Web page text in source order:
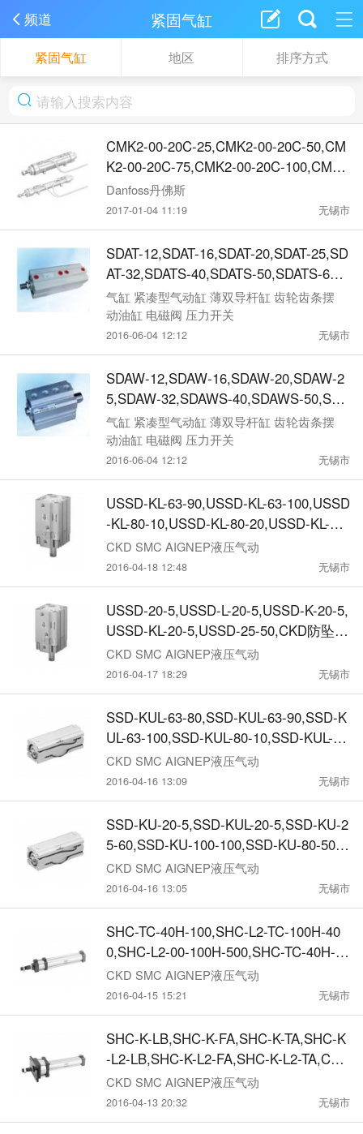
频道 紧固气缸
紧固气缸 地区 排序方式
CMK2-00-20C-25,CMK2-00-20C-50,CM
K2-00-20C-75,CMK2-00-20C-100,CMK2
-00-20C-150,CKD紧固型气缸
Danfoss丹佛斯
2017-01-04 11:19 无锡市
SDAT-12,SDAT-16,SDAT-20,SDAT-25,SD
AT-32,SDATS-40,SDATS-50,SDATS-63,S
DATS-80,Shinya紧凑型气动缸
气缸 紧凑型气动缸 薄双导杆缸 齿轮齿条摆
动油缸 电磁阀 压力开关
2016-06-04 12:12 无锡市
SDAW-12,SDAW-16,SDAW-20,SDAW-2
5,SDAW-32,SDAWS-40,SDAWS-50,SDA
WS-63,SDAWS-80,Shinya紧凑型气动缸
气缸 紧凑型气动缸 薄双导杆缸 齿轮齿条摆
动油缸 电磁阀 压力开关
2016-06-04 12:12 无锡市
USSD-KL-63-90,USSD-KL-63-100,USSD
-KL-80-10,USSD-KL-80-20,USSD-KL-80-
30,USSD-KL-80-40,USSD-KL-80-50,C
CKD SMC AIGNEP液压气动
2016-04-18 12:48 无锡市
USSD-20-5,USSD-L-20-5,USSD-K-20-5,
USSD-KL-20-5,USSD-25-50,CKD防坠超
紧凑型气缸
CKD SMC AIGNEP液压气动
2016-04-17 18:29 无锡市
SSD-KUL-63-80,SSD-KUL-63-90,SSD-K
UL-63-100,SSD-KUL-80-10,SSD-KUL-80
-20,SSD-KUL-80-30,SSD-KUL-80-40,C
CKD SMC AIGNEP液压气动
2016-04-16 13:09 无锡市
SSD-KU-20-5,SSD-KUL-20-5,SSD-KU-2
5-60,SSD-KU-100-100,SSD-KU-80-50,C
KD超紧凑型气缸
CKD SMC AIGNEP液压气动
2016-04-16 13:05 无锡市
SHC-TC-40H-100,SHC-L2-TC-100H-40
0,SHC-L2-00-100H-500,SHC-TC-40H-4
00,CKD倍力型紧气缸
CKD SMC AIGNEP液压气动
2016-04-15 15:21 无锡市
SHC-K-LB,SHC-K-FA,SHC-K-TA,SHC-K
-L2-LB,SHC-K-L2-FA,SHC-K-L2-TA,CKD
倍力型紧气缸
CKD SMC AIGNEP液压气动
2016-04-13 20:32 无锡市